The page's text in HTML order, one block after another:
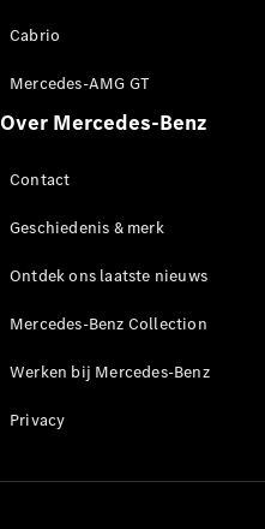
Support en
contact
Cabrio
Mercedes-AMG GT
Over Mercedes-Benz
Contact
Geschiedenis & merk
Ontdek ons laatste nieuws
Mercedes-Benz Collection
Werken bij Mercedes-Benz
Privacy